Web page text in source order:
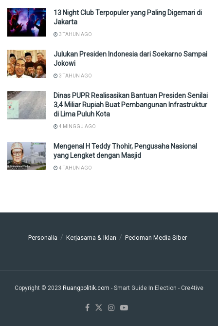
13 Night Club Terpopuler yang Paling Digemari di
Jakarta
3 TAHUN AGO
Julukan Presiden Indonesia dari Soekarno Sampai
Jokowi
3 TAHUN AGO
Dinas PUPR Realisasikan Bantuan Presiden Senilai
3,4 Miliar Rupiah Buat Pembangunan Infrastruktur
di Lima Puluh Kota
4 MINGGU AGO
Mengenal H Teddy Thohir, Pengusaha Nasional
yang Lengket dengan Masjid
4 TAHUN AGO
Personalia Kerjasama & Iklan Pedoman Media Siber
Copyright © 2023 Ruangpolitik.com - Smart Guide In Election - Cre4tive